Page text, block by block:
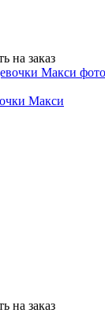
на заказ
Макси
на заказ